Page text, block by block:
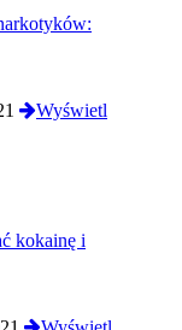
Wyświetl
kokainę i